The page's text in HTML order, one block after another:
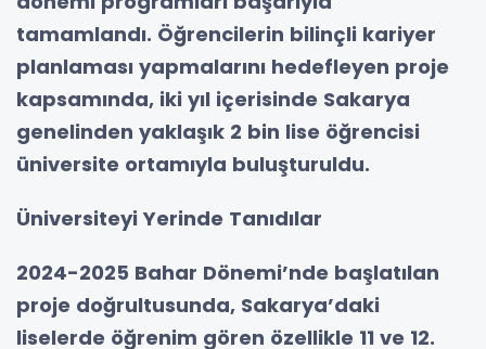
tamamlandı. Öğrencilerin bilinçli kariyer
planlaması yapmalarını hedefleyen proje
kapsamında, iki yıl içerisinde Sakarya
genelinden yaklaşık 2 bin lise öğrencisi
üniversite ortamıyla buluşturuldu.
Üniversiteyi Yerinde Tanıdılar
2024-2025 Bahar Dönemi’nde başlatılan
proje doğrultusunda, Sakarya’daki
liselerde öğrenim gören özellikle 11 ve 12.